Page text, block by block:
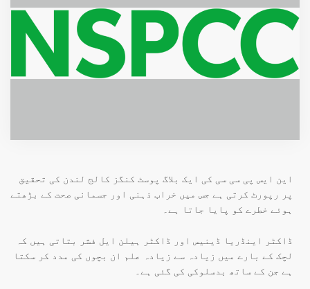
این ایس پی سی سی کی ایک بلاگ پوسٹ کنگز کالج لندن کی تحقیق
پر رپورٹ کرتی ہے جس میں خراب ذہنی اور جسمانی صحت کے بڑھتے
ہوئے خطرے کو پایا جاتا ہے۔
ڈاکٹر اینڈریا ڈینیس اور ڈاکٹر ہیلن ایل فشر بتاتی ہیں کہ
لچک کے بارے میں زیادہ سے زیادہ علم ان بچوں کی مدد کر سکتا
ہے جن کے ساتھ بدسلوکی کی گئی ہے۔